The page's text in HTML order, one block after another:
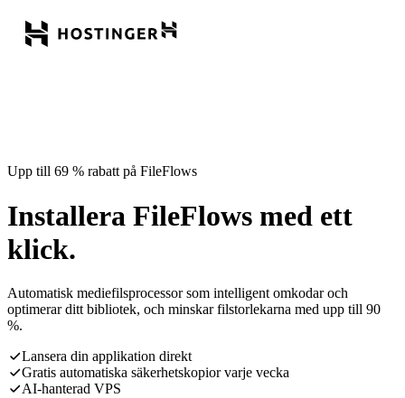
Upp till 69 % rabatt på FileFlows
Installera FileFlows med ett
klick.
Automatisk mediefilsprocessor som intelligent omkodar och
optimerar ditt bibliotek, och minskar filstorlekarna med upp till 90
%.
Lansera din applikation direkt
Gratis automatiska säkerhetskopior varje vecka
AI-hanterad VPS